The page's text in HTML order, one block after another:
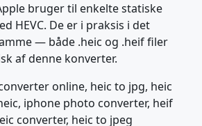
bruger til enkelte statiske
HEVC. De er i praksis i det
— både .heic og .heif filer
af denne konverter.
online, heic to jpg, heic
iphone photo converter, heif
converter, heic to jpeg